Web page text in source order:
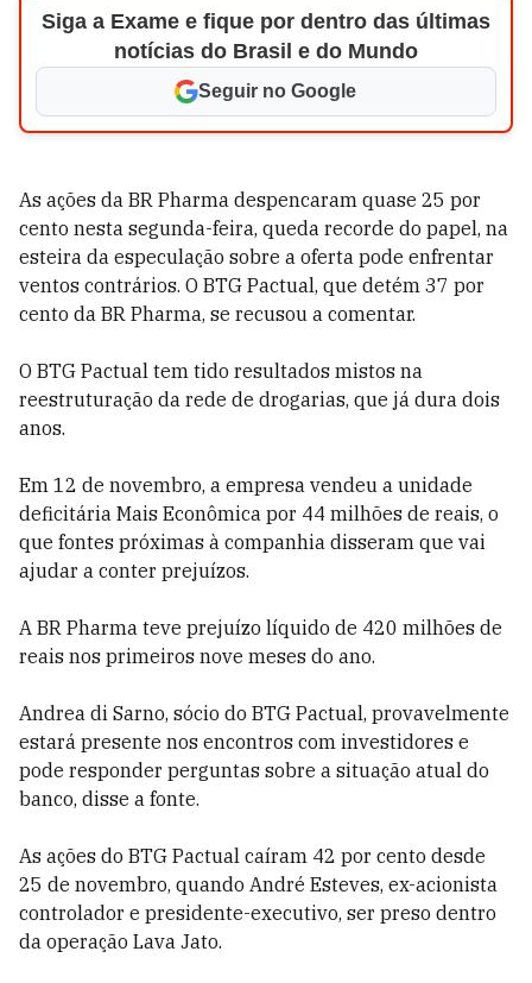
Siga a Exame e fique por dentro das últimas
notícias do Brasil e do Mundo
Seguir no Google
As ações da BR Pharma despencaram quase 25 por
cento nesta segunda-feira, queda recorde do papel, na
esteira da especulação sobre a oferta pode enfrentar
ventos contrários. O BTG Pactual, que detém 37 por
cento da BR Pharma, se recusou a comentar.
O BTG Pactual tem tido resultados mistos na
reestruturação da rede de drogarias, que já dura dois
anos.
Em 12 de novembro, a empresa vendeu a unidade
deficitária Mais Econômica por 44 milhões de reais, o
que fontes próximas à companhia disseram que vai
ajudar a conter prejuízos.
A BR Pharma teve prejuízo líquido de 420 milhões de
reais nos primeiros nove meses do ano.
Andrea di Sarno, sócio do BTG Pactual, provavelmente
estará presente nos encontros com investidores e
pode responder perguntas sobre a situação atual do
banco, disse a fonte.
As ações do BTG Pactual caíram 42 por cento desde
25 de novembro, quando André Esteves, ex-acionista
controlador e presidente-executivo, ser preso dentro
da operação Lava Jato.